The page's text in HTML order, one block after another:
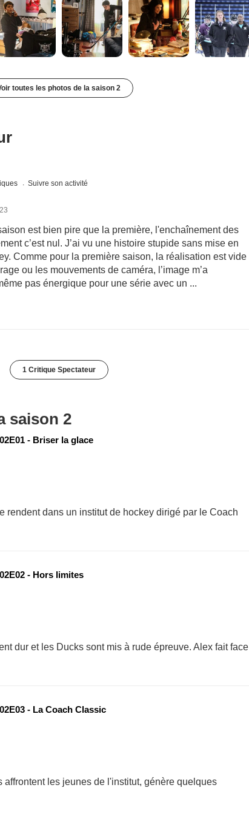
toutes les photos de la saison 2
Suivre son activité
est bien pire que la première, l'enchaînement des
c’est nul. J’ai vu une histoire stupide sans mise en
Comme pour la première saison, la réalisation est vide
ou les mouvements de caméra, l’image m’a
pas énergique pour une série avec un ...
1 Critique Spectateur
saison 2
- Briser la glace
rendent dans un institut de hockey dirigé par le Coach
- Hors limites
dur et les Ducks sont mis à rude épreuve. Alex fait face
- La Coach Classic
affrontent les jeunes de l'institut, génère quelques